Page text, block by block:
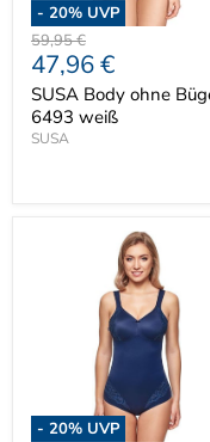
- 20% UVP
Ursprünglicher
Preis
59,95 €
Aktueller
Preis
47,96 €
SUSA Body ohne
6493 weiß
SUSA
- 20% UVP